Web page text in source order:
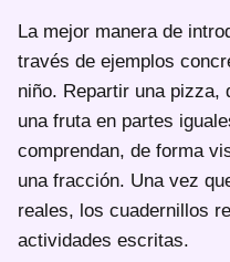
La mejor manera de
través de ejemplos
niño. Repartir una pizza,
una fruta en partes
comprendan, de forma
una fracción. Una vez
reales, los cuadernillos
actividades escritas.